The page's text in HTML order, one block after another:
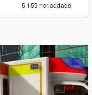
5 159 nerladdade